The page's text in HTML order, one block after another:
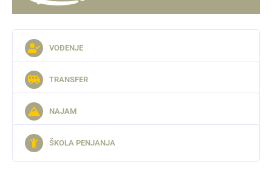
VOĐENJE
TRANSFER
NAJAM
ŠKOLA PENJANJA